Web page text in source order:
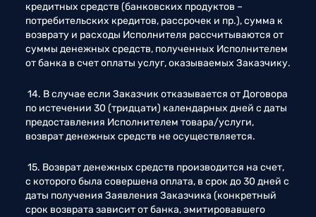
кредитных средств (банковских продуктов –
потребительских кредитов, рассрочек и пр.), сумма к
возврату и расходы Исполнителя рассчитываются от
суммы денежных средств, полученных Исполнителем
по истечении 30 (тридцати) календарных дней с даты
предоставления Исполнителем товара/услуги,
возврат денежных средств не осуществляется.
с которого была совершена оплата, в срок до 30 дней с
даты получения Заявления Заказчика (конкретный
срок возврата зависит от банка, эмитировавшего